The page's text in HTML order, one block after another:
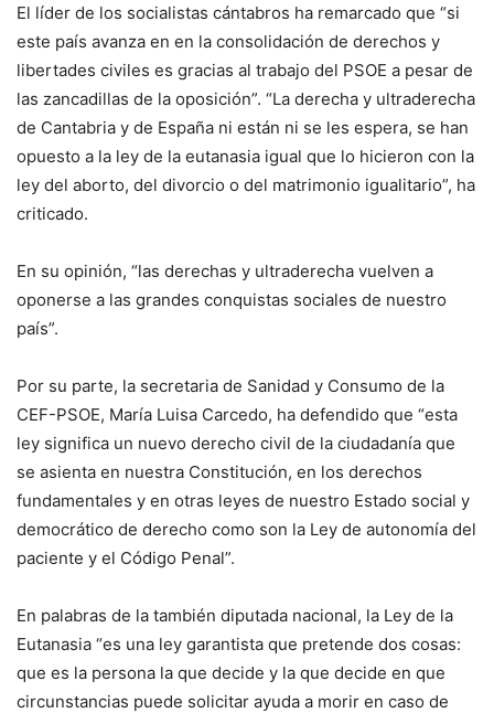
El líder de los socialistas cántabros ha remarcado que “si
este país avanza en en la consolidación de derechos y
libertades civiles es gracias al trabajo del PSOE a pesar de
las zancadillas de la oposición”. “La derecha y ultraderecha
de Cantabria y de España ni están ni se les espera, se han
opuesto a la ley de la eutanasia igual que lo hicieron con la
ley del aborto, del divorcio o del matrimonio igualitario”, ha
criticado.
En su opinión, “las derechas y ultraderecha vuelven a
oponerse a las grandes conquistas sociales de nuestro
país”.
Por su parte, la secretaria de Sanidad y Consumo de la
CEF-PSOE, María Luisa Carcedo, ha defendido que “esta
ley significa un nuevo derecho civil de la ciudadanía que
se asienta en nuestra Constitución, en los derechos
fundamentales y en otras leyes de nuestro Estado social y
democrático de derecho como son la Ley de autonomía del
paciente y el Código Penal”.
En palabras de la también diputada nacional, la Ley de la
Eutanasia “es una ley garantista que pretende dos cosas:
que es la persona la que decide y la que decide en que
circunstancias puede solicitar ayuda a morir en caso de